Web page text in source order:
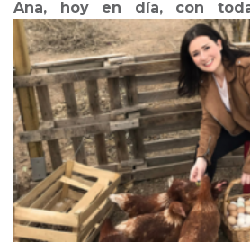
Ana, hoy en día, con